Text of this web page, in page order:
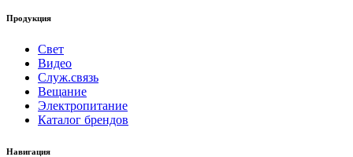
Продукция
Свет
Видео
Служ.связь
Вещание
Электропитание
Каталог брендов
Навигация